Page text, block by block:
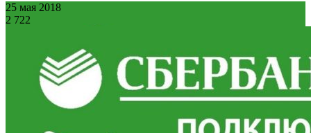
25 мая 2018
2 722